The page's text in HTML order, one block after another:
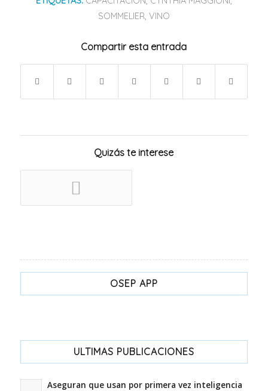
SOMMELIER VINO
Compartir esta entrada
Quizás te interese
OSEP APP
ULTIMAS PUBLICACIONES
Aseguran que usan por primera vez inteligencia